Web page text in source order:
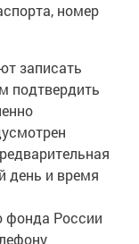
номер
записать
подтвердить
день и время
фонда России